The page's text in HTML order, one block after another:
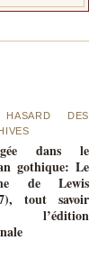
DES
dans le
gothique: Le
de Lewis
tout savoir
l’édition